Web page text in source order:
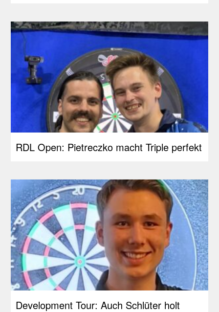
RDL Open: Pietreczko macht Triple perfekt
Development Tour: Auch Schlüter holt